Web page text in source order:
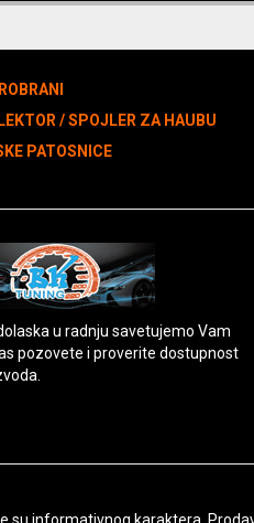
/ SPOJLER ZA HAUBU
PATOSNICE
u radnju savetujemo Vam
pozovete i proverite dostupnost